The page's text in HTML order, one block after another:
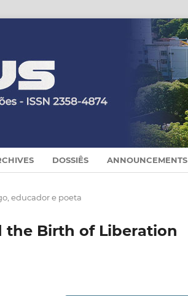
DOSSIÊS ANNOUNCEMENTS
educador e poeta
the Birth of Liberation